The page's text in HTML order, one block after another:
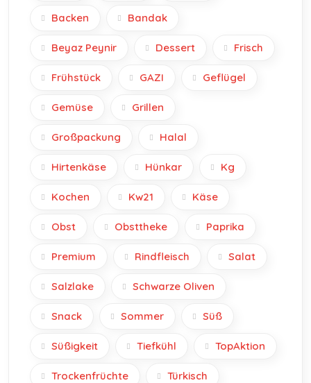
Backen Bandak
Beyaz Peynir Dessert Frisch
Frühstück GAZI Geflügel
Gemüse Grillen
Großpackung Halal
Hirtenkäse Hünkar Kg
Kochen Kw21 Käse
Obst Obsttheke Paprika
Premium Rindfleisch Salat
Salzlake Schwarze Oliven
Snack Sommer Süß
Süßigkeit Tiefkühl TopAktion
Trockenfrüchte Türkisch